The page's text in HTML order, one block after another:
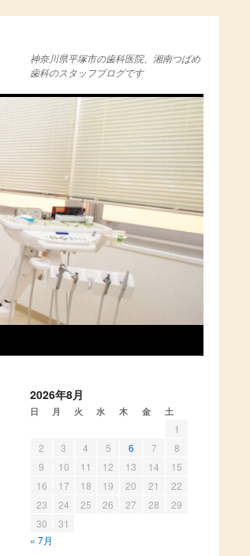
神奈川県平塚市の歯科医院、湘南つばめ
歯科のスタッフブログです
2026年8月
日 月 火 水 木 金 土
1
2
3 4 5 6 7
8
9
10 11 12 13 14
15
16
17 18 19 20 21
22
23
24 25 26 27 28
29
30
31
« 7月